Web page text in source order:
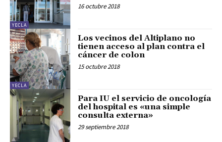
YECLA
16 octubre 2018
YECLA
Los vecinos del Altiplano no
tienen acceso al plan contra el
cáncer de colon
15 octubre 2018
Para IU el servicio de oncología
del hospital es «una simple
consulta externa»
29 septiembre 2018